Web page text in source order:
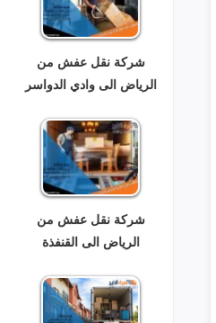
شركة نقل عفش من
الرياض الى وادي الدواسر
شركة نقل عفش من
الرياض الى القنفذة